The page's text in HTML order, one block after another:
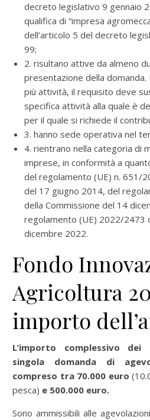
decreto legislativo 9 gennaio
qualifica di “impresa
dell’articolo 5 del decreto
99;
2. risultano attive da almeno
presentazione della
più attività, il requisito deve
specifica attività alla quale è
per il quale si richiede il
3. hanno sede operativa nel
4. rientrano nella categoria di
imprese, in conformità a
del regolamento (UE) n. 651/
del 17 giugno 2014, del
della Commissione del 14
regolamento (UE) 2022/2473
dicembre 2022.
Fondo
Agricoltura
importo
L’importo complessivo
singola domanda di
compreso tra 70.000 euro
pesca) e 500.000 euro.
Sono ammissibili alle